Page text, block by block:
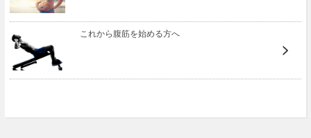
これから腹筋を始める方へ